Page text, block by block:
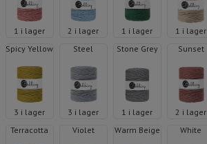
1 i lager 2 i lager 1 i lager
1 i lager
Spicy Yellow
3 i lager
Steel
3 i lager
Stone Grey
1 i lager
Sunset
2 i lager
Terracotta Violet Warm Beige White